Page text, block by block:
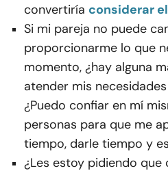
convertiría considerar
Si mi pareja no puede
proporcionarme lo que
momento, ¿hay alguna
atender mis
¿Puedo confiar en mí
personas para que me
tiempo, darle tiempo y
¿Les estoy pidiendo